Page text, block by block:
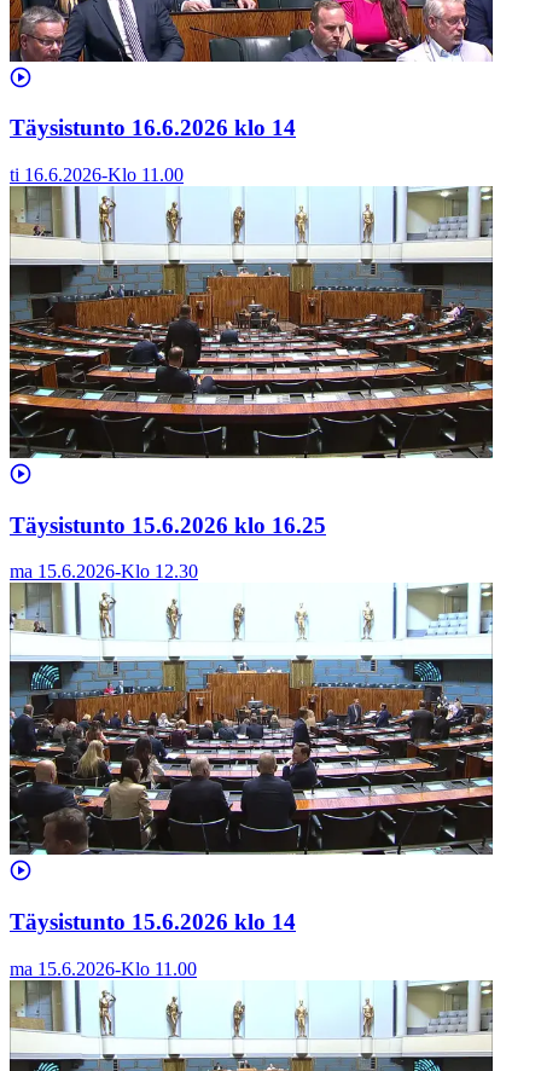
Täysistunto 16.6.2026 klo 14
ti 16.6.2026-Klo 11.00
Täysistunto 15.6.2026 klo 16.25
ma 15.6.2026-Klo 12.30
Täysistunto 15.6.2026 klo 14
ma 15.6.2026-Klo 11.00